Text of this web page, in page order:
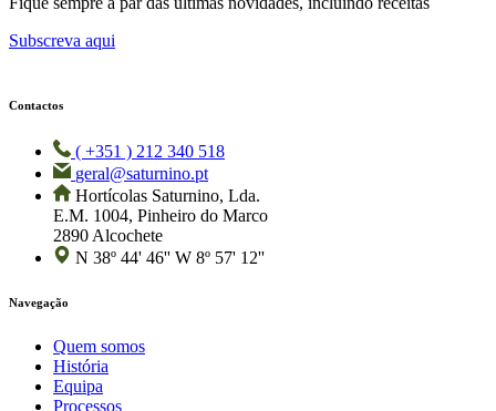
Subscreva aqui
Contactos
( +351 ) 212 340 518
geral@saturnino.pt
Hortícolas Saturnino, Lda.
E.M. 1004, Pinheiro do Marco
2890 Alcochete
N 38º 44' 46'' W 8º 57' 12''
Navegação
Quem somos
História
Equipa
Processos